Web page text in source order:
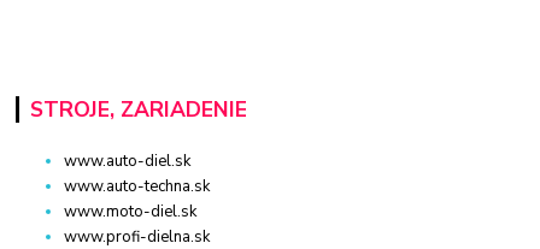
STROJE, ZARIADENIE
www.auto-diel.sk
www.auto-techna.sk
www.moto-diel.sk
www.profi-dielna.sk